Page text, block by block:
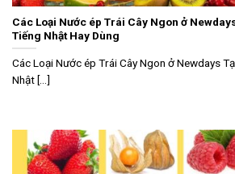
Các Loại Nước ép Trái Cây Ngon ở
Tiếng Nhật Hay Dùng
Các Loại Nước ép Trái Cây Ngon ở Newdays
Nhật [...]